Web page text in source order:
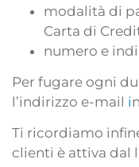
modalità di
Carta di
numero e
Per fugare ogni
l’indirizzo e-mail i
Ti ricordiamo
clienti è attiva dal